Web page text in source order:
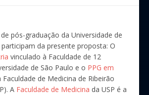
pós-graduação da Universidade de
participam da presente proposta: O
vinculado à Faculdade de 12
de São Paulo e o PPG em
Faculdade de Medicina de Ribeirão
A Faculdade de Medicina da USP é a